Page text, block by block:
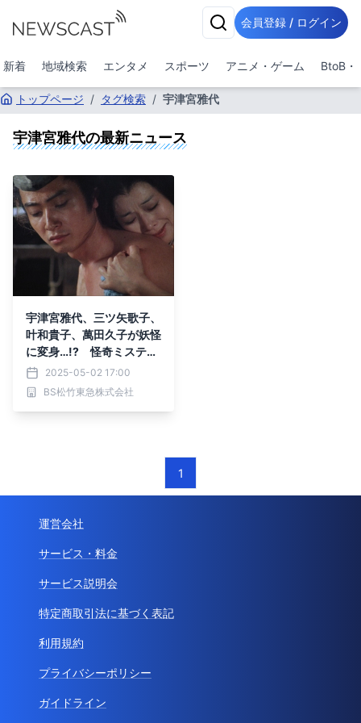
会員登録 / ログイン
新着 地域検索 エンタメ スポーツ アニメ・ゲーム BtoB・
トップページ / タグ検索 / 宇津宮雅代
宇津宮雅代の最新ニュース
宇津宮雅代、三ツ矢歌子、
叶和貴子、萬田久子が妖怪
に変身…!? 怪奇ミステリ
ー「京都妖怪地図」シリー
ズ６作を放送!!
2025-05-02 17:00
BS松竹東急株式会社
1
運営会社
サービス・料金
サービス説明会
特定商取引法に基づく表記
利用規約
プライバシーポリシー
ガイドライン